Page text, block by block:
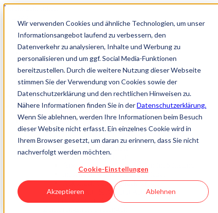
Wir verwenden Cookies und ähnliche Technologien, um unser
Informationsangebot laufend zu verbessern, den
Datenverkehr zu analysieren, Inhalte und Werbung zu
personalisieren und um ggf. Social Media-Funktionen
bereitzustellen. Durch die weitere Nutzung dieser Webseite
stimmen Sie der Verwendung von Cookies sowie der
Datenschutzerklärung und den rechtlichen Hinweisen zu.
Nähere Informationen finden Sie in derDatenschutzerklärung.
Wenn Sie ablehnen, werden Ihre Informationen beim Besuch
dieser Website nicht erfasst. Ein einzelnes Cookie wird in
Ihrem Browser gesetzt, um daran zu erinnern, dass Sie nicht
nachverfolgt werden möchten.
Cookie-Einstellungen
Akzeptieren Ablehnen
Direkt zum Inhalt
Über uns
Akademie
Wissen
Kontakt
Kesselinspektorat
Kesselinspektorat im Überblick
Aufgaben & Tätigkeiten
Inspektion an Druckgeräten
Anmeldung für die Inspektion im Stillstand
Inspektion während des Betriebes
Abmeldung eines Druckgerätes
Instandsetzungen & Änderungen
Gefährdungsbeurteilung